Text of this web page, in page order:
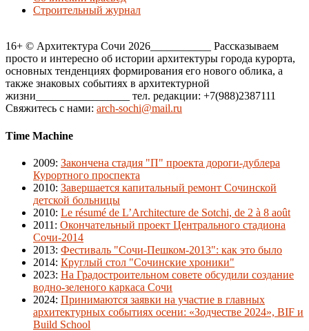
Строительный журнал
16+ © Архитектура Сочи 2026___________ Рассказываем
просто и интересно об истории архитектуры города курорта,
основных тенденциях формирования его нового облика, а
также знаковых событиях в архитектурной
жизни_________________ тел. редакции: +7(988)2387111
Свяжитесь с нами: arch-sochi@mail.ru
Time Machine
2009: Закончена стадия "П" проекта дороги-дублера
Курортного проспекта
2010: Завершается капитальный ремонт Сочинской
детской больницы
2010: Le résumé de L’Architecture de Sotchi, de 2 à 8 août
2011 : Окончательный проект Центрального стадиона
Сочи-2014
2013: Фестиваль "Сочи-Пешком-2013": как это было
2014: Круглый стол "Сочинские хроники"
2023: На Градостроительном совете обсудили создание
водно-зеленого каркаса Сочи
2024: Принимаются заявки на участие в главных
архитектурных событиях осени: «Зодчестве 2024», BIF и
Build School